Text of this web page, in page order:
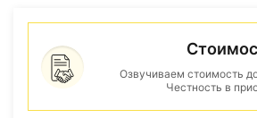
Озвучиваем стоимость
Честность в